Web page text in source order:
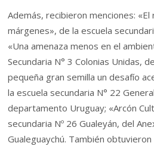
Además, recibieron menciones: «El
márgenes», de la escuela
«Una amenaza menos en el
Secundaria N° 3 Colonias Unidas,
pequeña gran semilla un desafío
la escuela secundaria N° 22
departamento Uruguay; «Arcón
secundaria Nº 26 Gualeyán, del
Gualeguaychú. También